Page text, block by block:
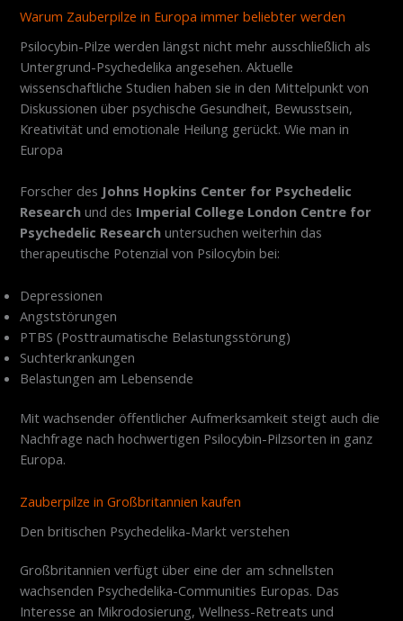
Warum Zauberpilze in Europa immer beliebter werden
Psilocybin-Pilze werden längst nicht mehr ausschließlich als
Untergrund-Psychedelika angesehen. Aktuelle
wissenschaftliche Studien haben sie in den Mittelpunkt von
Diskussionen über psychische Gesundheit, Bewusstsein,
Kreativität und emotionale Heilung gerückt. Wie man in
Europa
Forscher des Johns Hopkins Center for Psychedelic
Research und des Imperial College London Centre for
Psychedelic Research untersuchen weiterhin das
therapeutische Potenzial von Psilocybin bei:
Depressionen
Angststörungen
PTBS (Posttraumatische Belastungsstörung)
Suchterkrankungen
Belastungen am Lebensende
Mit wachsender öffentlicher Aufmerksamkeit steigt auch die
Nachfrage nach hochwertigen Psilocybin-Pilzsorten in ganz
Europa.
Zauberpilze in Großbritannien kaufen
Den britischen Psychedelika-Markt verstehen
Großbritannien verfügt über eine der am schnellsten
wachsenden Psychedelika-Communities Europas. Das
Interesse an Mikrodosierung, Wellness-Retreats und